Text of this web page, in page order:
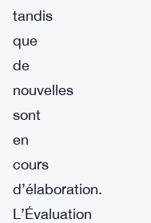
tandis
que
de
nouvelles
sont
en
cours
d’élaboration.
L’Évaluation